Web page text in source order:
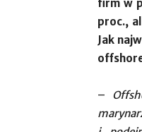
firm w
proc.,
Jak
–